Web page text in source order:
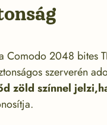
Comodo 2048 bites
szerverén
zöld színnel